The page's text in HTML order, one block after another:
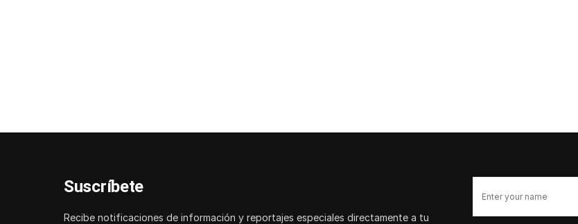
Suscríbete
Recibe notificaciones de información y reportajes especiales directamente a tu